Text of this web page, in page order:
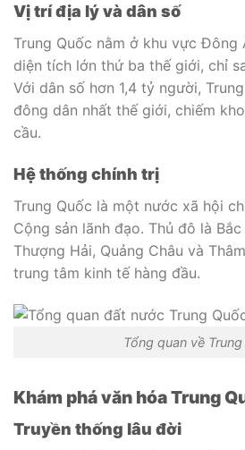
Vị trí địa lý và dân số
Trung Quốc nằm ở khu vực Đông
diện tích lớn thứ ba thế giới, chỉ
Với dân số hơn 1,4 tỷ người,
đông dân nhất thế giới, chiếm
cầu.
Hệ thống chính trị
Trung Quốc là một nước xã hội
Cộng sản lãnh đạo. Thủ đô là
Thượng Hải, Quảng Châu và
trung tâm kinh tế hàng đầu.
Tổng quan về
Khám phá văn hóa Trung
Truyền thống lâu đời